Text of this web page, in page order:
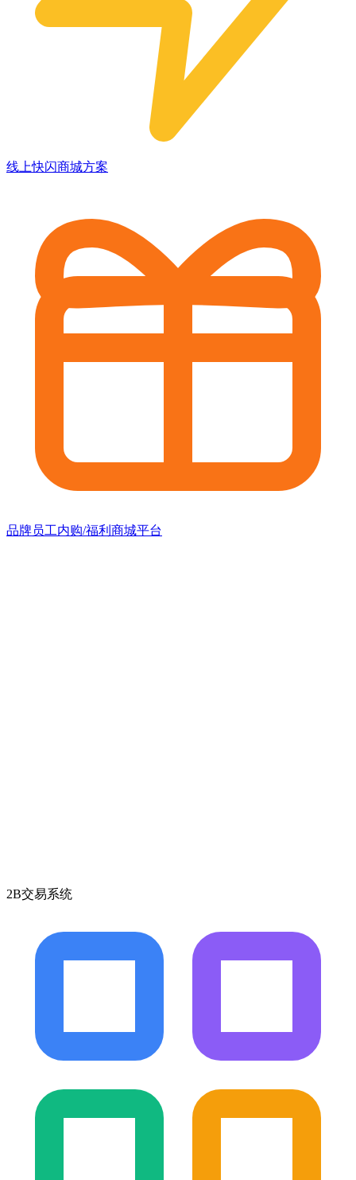
线上快闪商城方案
品牌员工内购/福利商城平台
2B交易系统